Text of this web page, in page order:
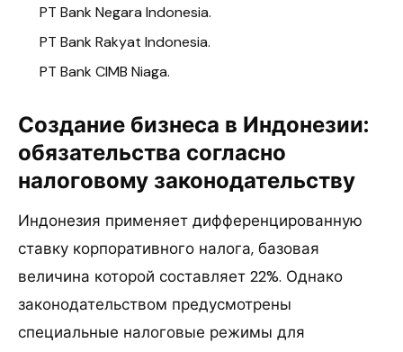
PT Bank Negara Indonesia.
PT Bank Rakyat Indonesia.
PT Bank CIMB Niaga.
Создание бизнеса в Индонезии:
обязательства согласно
налоговому законодательству
Индонезия применяет дифференцированную
ставку корпоративного налога, базовая
величина которой составляет 22%. Однако
законодательством предусмотрены
специальные налоговые режимы для